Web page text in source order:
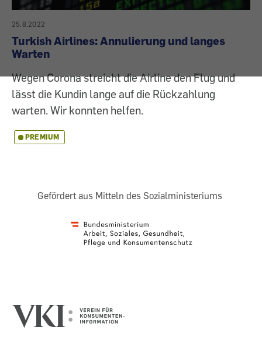
25.8.2022
Turkish Airlines: Annulierung und langes
Warten
Wegen Corona streicht die Airline den Flug und
lässt die Kundin lange auf die Rückzahlung
warten. Wir konnten helfen.
PREMIUM
Gefördert aus Mitteln des Sozialministeriums